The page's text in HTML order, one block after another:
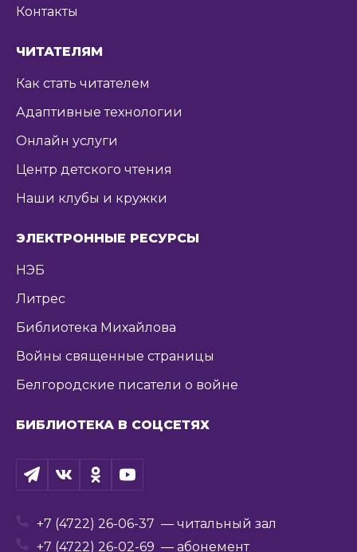
Контакты
ЧИТАТЕЛЯМ
Как стать читателем
Адаптивные технологии
Онлайн услуги
Центр детского чтения
Наши клубы и кружки
ЭЛЕКТРОННЫЕ РЕСУРСЫ
НЭБ
Литрес
Библиотека Михайлова
Войны священные страницы
Белгородские писатели о войне
БИБЛИОТЕКА В СОЦСЕТЯХ
+7 (4722) 26-06-37 — читальный зал
+7 (4722) 26-02-69 — абонемент